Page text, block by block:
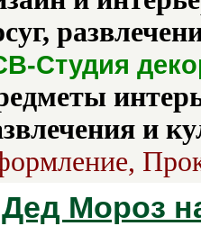
Студия
и
Дед Мороз